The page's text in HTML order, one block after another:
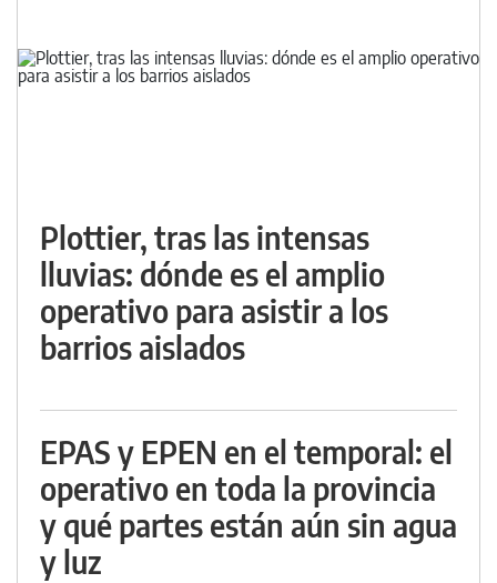
Plottier, tras las intensas
lluvias: dónde es el amplio
operativo para asistir a los
barrios aislados
EPAS y EPEN en el temporal: el
operativo en toda la provincia
y qué partes están aún sin agua
y luz